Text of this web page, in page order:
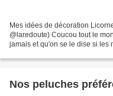
Mes idées de décoration
@laredoute) Coucou tout le
jamais et qu'on se le dise si les
Nos peluches